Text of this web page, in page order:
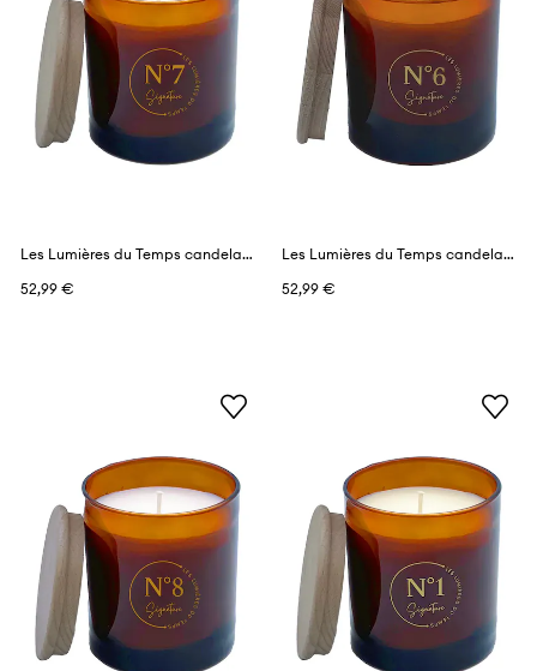
Les Lumières du Temps candela profumata 290 g
52,99 €
Les Lumières du Temps candela profumata 290 g
52,99 €